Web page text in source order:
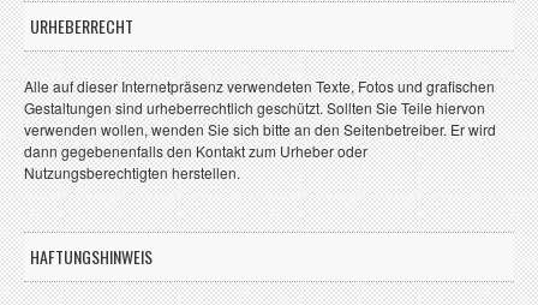
URHEBERRECHT
Alle auf dieser Internetpräsenz verwendeten Texte, Fotos und grafischen
Gestaltungen sind urheberrechtlich geschützt. Sollten Sie Teile hiervon
verwenden wollen, wenden Sie sich bitte an den Seitenbetreiber. Er wird
dann gegebenenfalls den Kontakt zum Urheber oder
Nutzungsberechtigten herstellen.
HAFTUNGSHINWEIS